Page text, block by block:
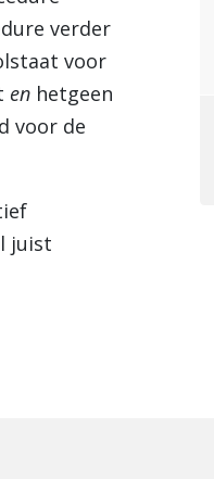
verder
voor
en hetgeen
voor de
juist